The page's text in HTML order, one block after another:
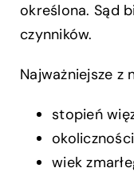
określona. Sąd
czynników.
Najważniejsze z
stopień
wiek